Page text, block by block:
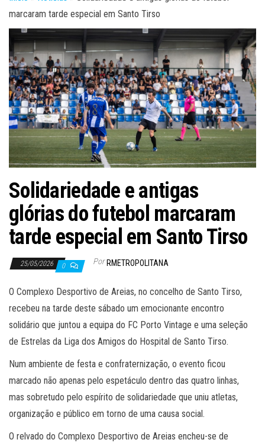
marcaram tarde especial em Santo Tirso
Solidariedade e antigas
glórias do futebol marcaram
tarde especial em Santo Tirso
25/05/2026 0 Por RMETROPOLITANA
O Complexo Desportivo de Areias, no concelho de Santo Tirso,
recebeu na tarde deste sábado um emocionante encontro
solidário que juntou a equipa do FC Porto Vintage e uma seleção
de Estrelas da Liga dos Amigos do Hospital de Santo Tirso.
Num ambiente de festa e confraternização, o evento ficou
marcado não apenas pelo espetáculo dentro das quatro linhas,
mas sobretudo pelo espírito de solidariedade que uniu atletas,
organização e público em torno de uma causa social.
O relvado do Complexo Desportivo de Areias encheu-se de